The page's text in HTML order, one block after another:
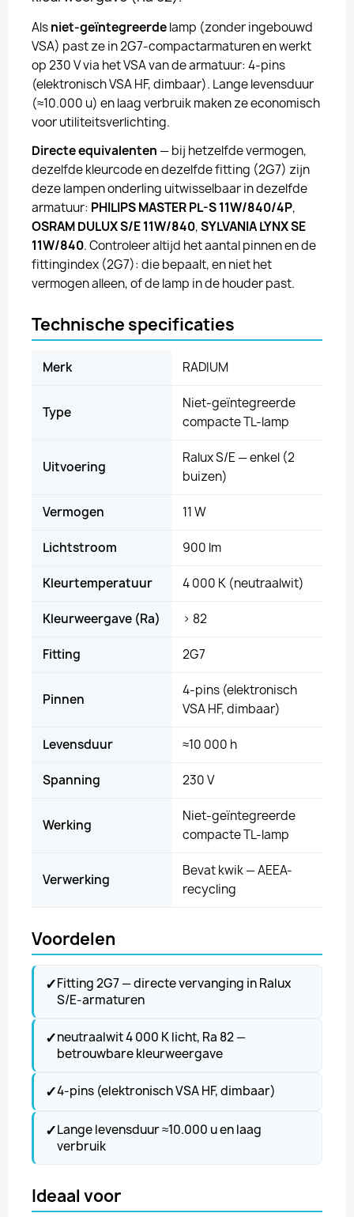
Alsniet-geïntegreerdelamp (zonder ingebouwd
VSA) past ze in 2G7-compactarmaturen en werkt
op 230 V via het VSA van de armatuur: 4-pins
(elektronisch VSA HF, dimbaar). Lange levensduur
(≈10.000 u) en laag verbruik maken ze economisch
voor utiliteitsverlichting.
Directe equivalenten — bij hetzelfde vermogen,
dezelfde kleurcode en dezelfde fitting (2G7) zijn
deze lampen onderling uitwisselbaar in dezelfde
armatuur: PHILIPS MASTER PL-S 11W/840/4P,
OSRAM DULUX S/E 11W/840,SYLVANIA LYNX SE
11W/840. Controleer altijd het aantal pinnen en de
fittingindex (2G7): die bepaalt, en niet het
vermogen alleen, of de lamp in de houder past.
Technische specificaties
Merk RADIUM
Type
Niet-geïntegreerde
compacte TL-lamp
Uitvoering
Ralux S/E — enkel (2
buizen)
Vermogen 11 W
Lichtstroom 900 lm
Kleurtemperatuur 4 000 K (neutraalwit)
Kleurweergave (Ra) > 82
Fitting 2G7
Pinnen
4-pins (elektronisch
VSA HF, dimbaar)
Levensduur ≈10 000 h
Spanning 230 V
Werking
Niet-geïntegreerde
compacte TL-lamp
Verwerking
Bevat kwik — AEEA-
recycling
Voordelen
✓Fitting 2G7 — directe vervanging in Ralux
S/E-armaturen
✓neutraalwit 4 000 K licht, Ra 82 —
betrouwbare kleurweergave
✓4-pins (elektronisch VSA HF, dimbaar)
✓Lange levensduur ≈10.000 u en laag
verbruik
Ideaal voor